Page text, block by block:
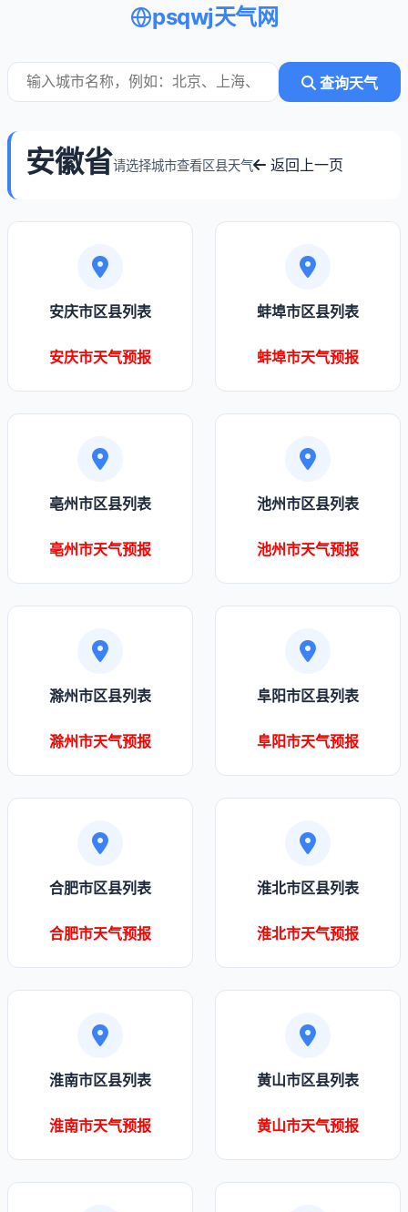
psqwj天气网
查询天气
安徽省请选择城市查看区县天气 返回上一页
安庆市区县列表
安庆市天气预报
蚌埠市区县列表
蚌埠市天气预报
亳州市区县列表
亳州市天气预报
池州市区县列表
池州市天气预报
滁州市区县列表
滁州市天气预报
阜阳市区县列表
阜阳市天气预报
合肥市区县列表
合肥市天气预报
淮北市区县列表
淮北市天气预报
淮南市区县列表
淮南市天气预报
黄山市区县列表
黄山市天气预报